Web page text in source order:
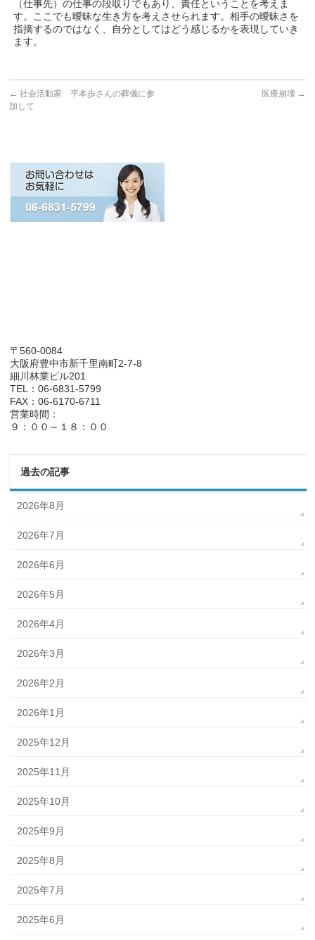
（仕事先）の仕事の段取りでもあり、責任ということを考えま
す。ここでも曖昧な生き方を考えさせられます。相手の曖昧さを
指摘するのではなく、自分としてはどう感じるかを表現していき
ます。
← 社会活動家 平本歩さんの葬儀に参
加して
医療崩壊 →
〒560-0084
大阪府豊中市新千里南町2-7-8
細川林業ビル201
TEL：06-6831-5799
FAX：06-6170-6711
営業時間：
９：００～１８：００
過去の記事
2026年8月
2026年7月
2026年6月
2026年5月
2026年4月
2026年3月
2026年2月
2026年1月
2025年12月
2025年11月
2025年10月
2025年9月
2025年8月
2025年7月
2025年6月